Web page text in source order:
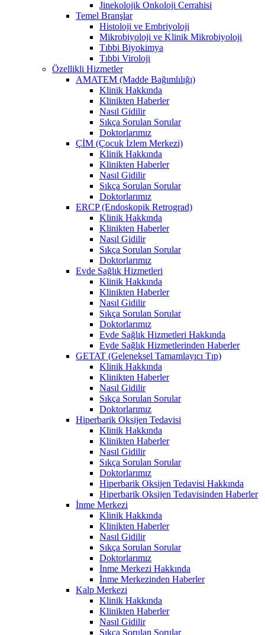
Jinekolojik Onkoloji Cerrahisi
Temel Branşlar
Histoloji ve Embriyoloji
Mikrobiyoloji ve Klinik Mikrobiyoloji
Tıbbi Biyokimya
Tıbbi Viroloji
Özellikli Hizmetler
AMATEM (Madde Bağımlılığı)
Klinik Hakkında
Klinikten Haberler
Nasıl Gidilir
Sıkça Sorulan Sorular
Doktorlarımız
ÇİM (Çocuk İzlem Merkezi)
Klinik Hakkında
Klinikten Haberler
Nasıl Gidilir
Sıkça Sorulan Sorular
Doktorlarımız
ERCP (Endoskopik Retrograd)
Klinik Hakkında
Klinikten Haberler
Nasıl Gidilir
Sıkça Sorulan Sorular
Doktorlarımız
Evde Sağlık Hizmetleri
Klinik Hakkında
Klinikten Haberler
Nasıl Gidilir
Sıkça Sorulan Sorular
Doktorlarımız
Evde Sağlık Hizmetleri Hakkında
Evde Sağlık Hizmetlerinden Haberler
GETAT (Geleneksel Tamamlayıcı Tıp)
Klinik Hakkında
Klinikten Haberler
Nasıl Gidilir
Sıkça Sorulan Sorular
Doktorlarımız
Hiperbarik Oksijen Tedavisi
Klinik Hakkında
Klinikten Haberler
Nasıl Gidilir
Sıkça Sorulan Sorular
Doktorlarımız
Hiperbarik Oksijen Tedavisi Hakkında
Hiperbarik Oksijen Tedavisinden Haberler
İnme Merkezi
Klinik Hakkında
Klinikten Haberler
Nasıl Gidilir
Sıkça Sorulan Sorular
Doktorlarımız
İnme Merkezi Hakkında
İnme Merkezinden Haberler
Kalp Merkezi
Klinik Hakkında
Klinikten Haberler
Nasıl Gidilir
Sıkça Sorulan Sorular